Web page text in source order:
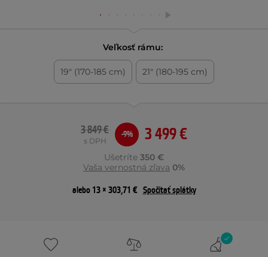
Veľkosť rámu:
19" (170-185 cm) 21" (180-195 cm)
3 499 €
3 849 €
s DPH
-9%
Ušetríte 350 €
Vaša vernostná zľava 0%
alebo 13 × 303,71 € Spočítať splátky